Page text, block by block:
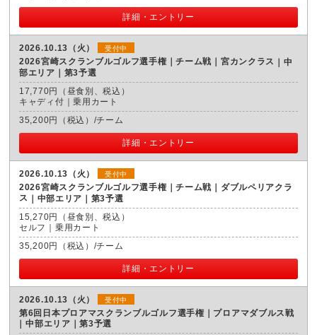
詳細・エントリー
2026.10.13（火） 受付中
2026宮崎スクランブルゴルフ選手権｜チーム戦｜宮カンクラス
中
部エリア｜第3予選
17,770円（昼食別、税込）
キャディ付｜乗用カート
35,200円（税込）/チーム
詳細・エントリー
2026.10.13（火） 受付中
2026宮崎スクランブルゴルフ選手権｜チーム戦｜ダブルペリアクラ
ス
中部エリア｜第3予選
15,270円（昼食別、税込）
セルフ｜乗用カート
35,200円（税込）/チーム
詳細・エントリー
2026.10.13（火） 受付中
第6回日本プロアマスクランブルゴルフ選手権｜プロアマダブルス戦
中部エリア｜第3予選